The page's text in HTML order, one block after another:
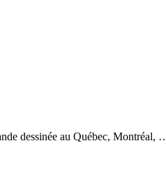
dessinée au Québec, Montréal,